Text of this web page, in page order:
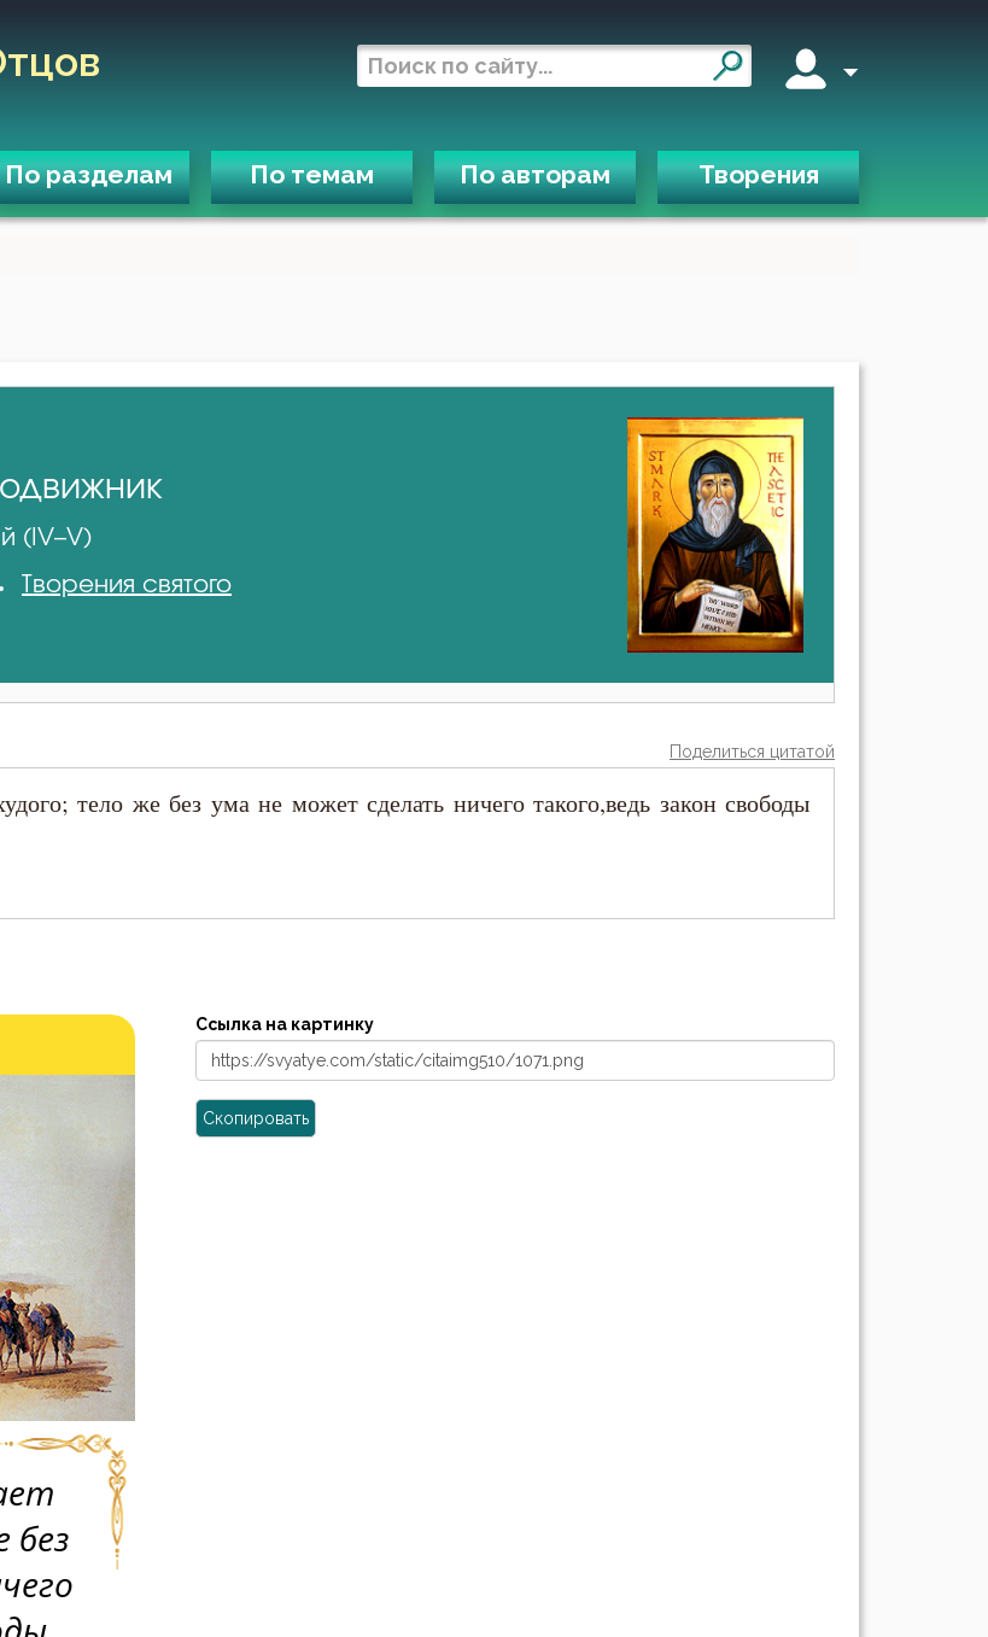
По разделам По темам По авторам Творения
(IV–V)
Творения святого
Поделиться цитатой
тело же без ума не может сделать ничего такого,ведь закон свободы
Ссылка на картинку
Скопировать